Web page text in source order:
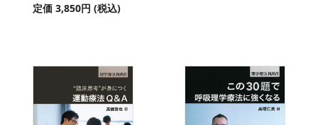
定価 3,850円 (税込)